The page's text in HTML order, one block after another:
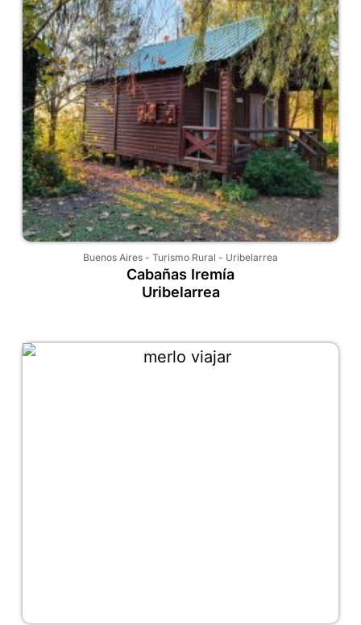
Buenos Aires - Turismo Rural - Uribelarrea
Cabañas Iremía
Uribelarrea